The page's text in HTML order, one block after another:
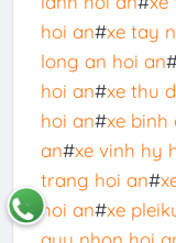
hoi an#xe tay
long an hoi an
hoi an#xe thu
hoi an#xe binh
an#xe vinh hy
trang hoi an#
hoi an#xe